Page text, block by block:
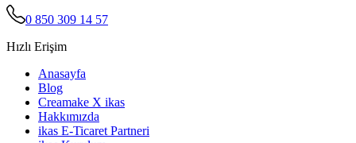
0 850 309 14 57
Hızlı Erişim
Anasayfa
Blog
Creamake X ikas
Hakkımızda
ikas E-Ticaret Partneri